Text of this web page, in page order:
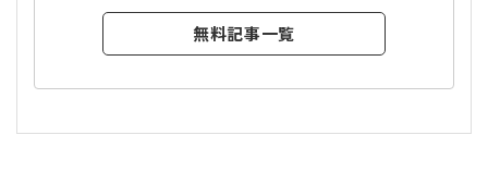
無料記事一覧